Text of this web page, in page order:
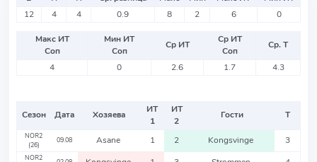
12
4 4 0.9 8 2 6 0
Макс ИТ
Соп
Мин ИТ
Соп
Ср ИТ
Ср ИТ
Соп
Ср. Т
4
0 2.6 1.7 4.3
Сезон Дата Хозяева
ИТ
1
ИТ
2
Гости Т
NOR2
(26)
09.08 Asane 1 2 Kongsvinge 3
NOR2